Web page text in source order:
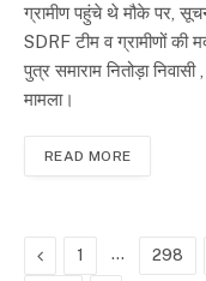
ग्रामीण पहुंचे थे मौके पर,
SDRF टीम व ग्रामीणों की
पुत्र समाराम नितोड़ा
मामला।
READ MORE
Previous
1 … 298